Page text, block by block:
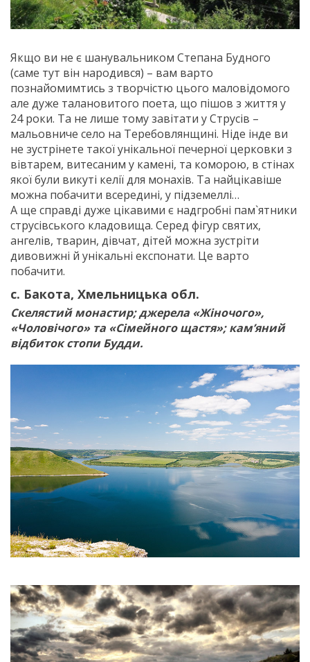
Якщо ви не є шанувальником Степана Будного
(саме тут він народився) – вам варто
познайомимтись з творчістю цього маловідомого
але дуже талановитого поета, що пішов з життя у
24 роки. Та не лише тому завітати у Струсів –
мальовниче село на Теребовлянщині. Ніде інде ви
не зустрінете такої унікальної печерної церковки з
вівтарем, витесаним у камені, та коморою, в стінах
якої були викуті келії для монахів. Та найцікавіше
можна побачити всередині, у підземеллі…
А ще справді дуже цікавими є надгробні пам`ятники
струсівського кладовища. Серед фігур святих,
ангелів, тварин, дівчат, дітей можна зустріти
дивовижні й унікальні експонати. Це варто
побачити.
с. Бакота, Хмельницька обл.
Скелястий монастир; джерела «Жіночого»,
«Чоловічого» та «Сімейного щастя»; кам’яний
відбиток стопи Будди.